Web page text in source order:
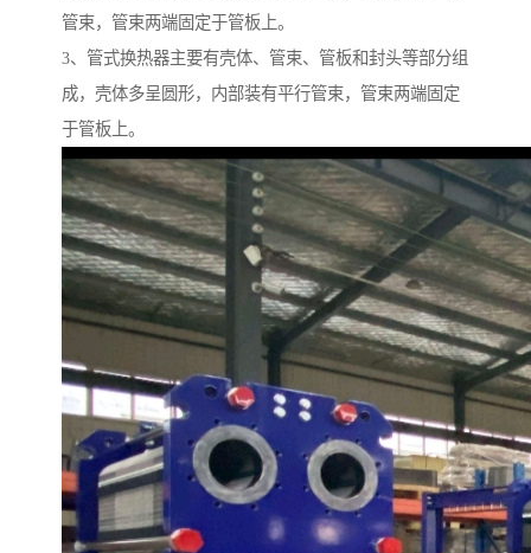
管束，管束两端固定于管板上。
3、管式换热器主要有壳体、管束、管板和封头等部分组
成，壳体多呈圆形，内部装有平行管束，管束两端固定
于管板上。